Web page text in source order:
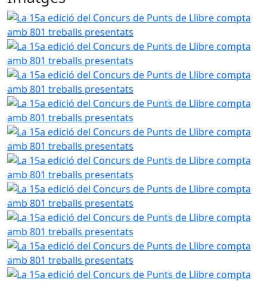
La 15a edició del Concurs de Punts de Llibre compta
La 15a edició del Concurs de Punts de Llibre compta
La 15a edició del Concurs de Punts de Llibre compta
La 15a edició del Concurs de Punts de Llibre compta
La 15a edició del Concurs de Punts de Llibre compta
La 15a edició del Concurs de Punts de Llibre compta
La 15a edició del Concurs de Punts de Llibre compta
La 15a edició del Concurs de Punts de Llibre compta
La 15a edició del Concurs de Punts de Llibre compta
La 15a edició del Concurs de Punts de Llibre compta